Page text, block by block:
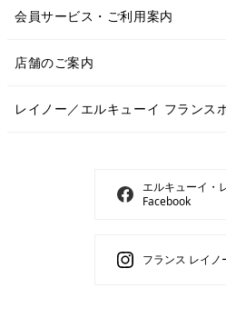
会員サービス・ご利用案内
店舗のご案内
レイノー／エルキューイ フランス
エルキューイ・
Facebook
フランス レイ